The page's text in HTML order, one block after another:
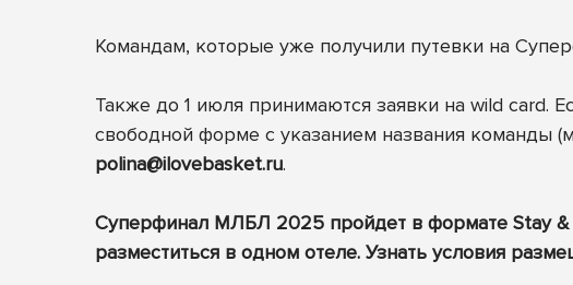
Командам, которые уже получили путевки на
Также до 1 июля принимаются заявки на wild card.
свободной форме с указанием названия команды
polina@ilovebasket.ru.
Суперфинал МЛБЛ 2025 пройдет в формате Stay &
разместиться в одном отеле. Узнать условия